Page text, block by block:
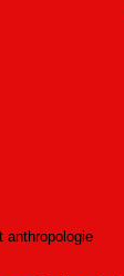
anthropologie